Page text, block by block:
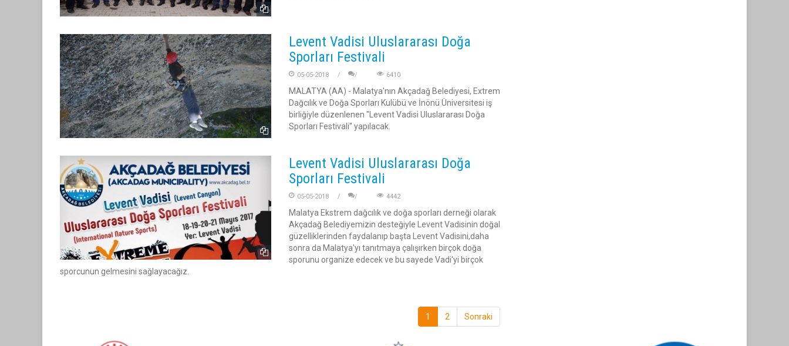
Levent Vadisi Uluslararası Doğa
Sporları Festivali
05-05-2018 6410
MALATYA (AA) - Malatya'nın Akçadağ Belediyesi, Extrem
Dağcılık ve Doğa Sporları Kulübü ve İnönü Üniversitesi iş
birliğiyle düzenlenen "Levent Vadisi Uluslararası Doğa
Sporları Festivali" yapılacak.
Levent Vadisi Uluslararası Doğa
Sporları Festivali
05-05-2018 4442
Malatya Ekstrem dağcılık ve doğa sporları derneği olarak
Akçadağ Belediyemizin desteğiyle Levent Vadisinin doğal
güzelliklerinden faydalanıp başta Levent Vadisini,daha
sonra da Malatya'yı tanıtmaya çalışırken birçok doğa
sporunu organize edecek ve bu sayede Vadi'yi birçok
sporcunun gelmesini sağlayacağız.
1 2 Sonraki